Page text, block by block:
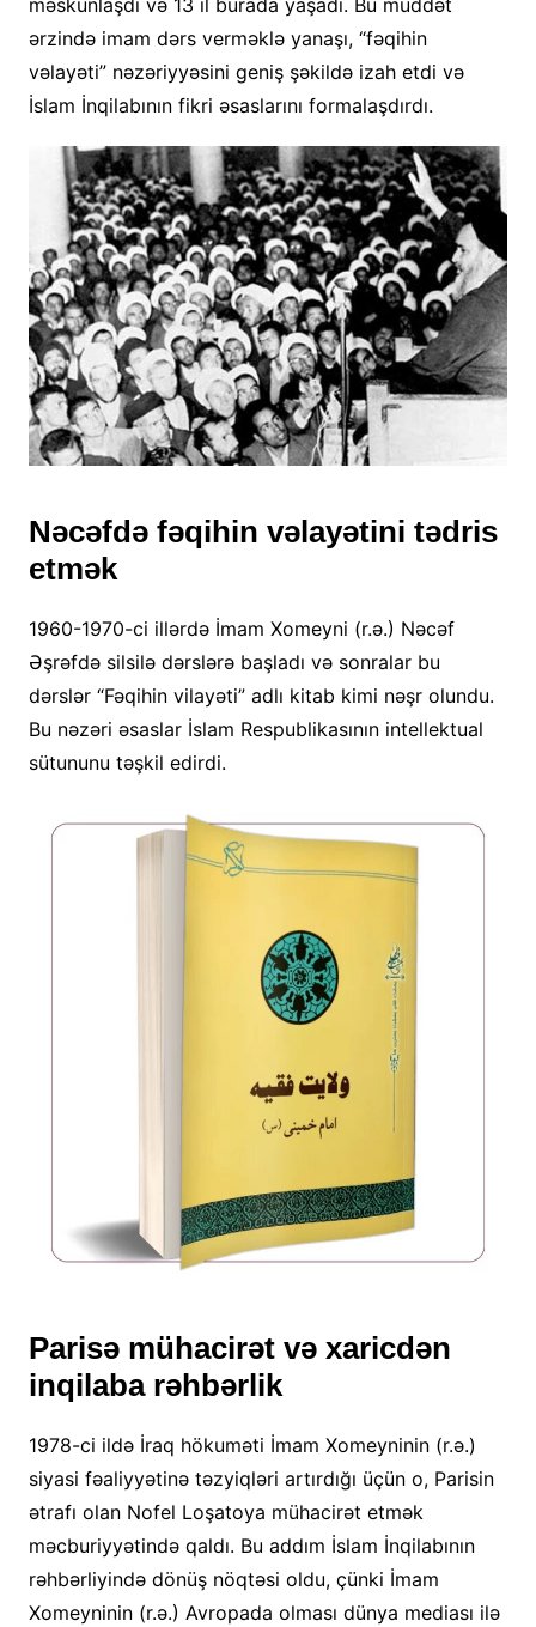
məskunlaşdı və 13 il burada yaşadı. Bu müddət
ərzində imam dərs verməklə yanaşı, “fəqihin
vəlayəti” nəzəriyyəsini geniş şəkildə izah etdi və
İslam İnqilabının fikri əsaslarını formalaşdırdı.
Nəcəfdə fəqihin vəlayətini tədris
etmək
1960-1970-ci illərdə İmam Xomeyni (r.ə.) Nəcəf
Əşrəfdə silsilə dərslərə başladı və sonralar bu
dərslər “Fəqihin vilayəti” adlı kitab kimi nəşr olundu.
Bu nəzəri əsaslar İslam Respublikasının intellektual
sütununu təşkil edirdi.
Parisə mühacirət və xaricdən
inqilaba rəhbərlik
1978-ci ildə İraq hökuməti İmam Xomeyninin (r.ə.)
siyasi fəaliyyətinə təzyiqləri artırdığı üçün o, Parisin
ətrafı olan Nofel Loşatoya mühacirət etmək
məcburiyyətində qaldı. Bu addım İslam İnqilabının
rəhbərliyində dönüş nöqtəsi oldu, çünki İmam
Xomeyninin (r.ə.) Avropada olması dünya mediası ilə